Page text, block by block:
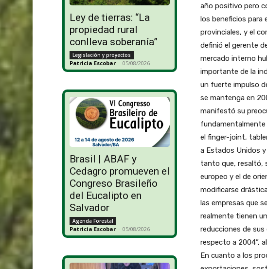
Ley de tierras: “La
propiedad rural
conlleva soberanía”
Legislación y proyectos
Patricia Escobar - 05/08/2026
Brasil | ABAF y
Cedagro promueven el
Congreso Brasileño
del Eucalipto en
Salvador
Agenda Forestal
Patricia Escobar - 05/08/2026
año positivo pero
los beneficios para
provinciales, y el
definió el gerente
mercado interno
importante de la
un fuerte impulso
se mantenga en
manifestó su
fundamentalmente
el finger-joint,
a Estados Unidos y
tanto que, resaltó,
europeo y el de
modificarse
las empresas que
realmente tienen
reducciones de
respecto a 2004”,
En cuanto a los